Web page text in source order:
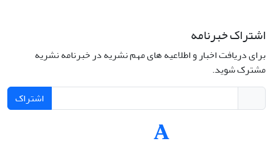
اشتراک خبرنامه
برای دریافت اخبار و اطلاعیه های مهم نشریه در خبرنامه نشریه
مشترک شوید.
اشتراک